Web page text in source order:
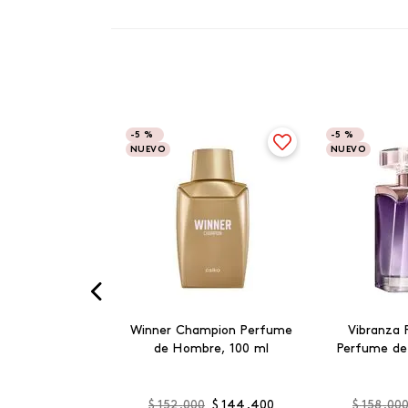
-5 %
NUEVO
Winner Champion Perfume
de Hombre, 100 ml
-5 %
NUEVO
Vibranza
Perfume